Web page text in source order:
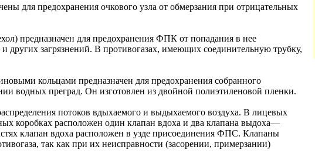
для предохранения очкового узла от обмерзания при отрицательных
предназначен для предохранения ФПК от попадания в нее
других загрязнений. В противогазах, имеющих соединительную трубку,
кольцами предназначен для предохранения собранного
водных преград. Он изготовлен из двойной полиэтиленовой пленки.
потоков вдыхаемого и выдыхаемого воздуха. В лицевых
расположен один клапан вдоха и два клапана выдоха—
клапан вдоха расположен в узде присоединения ФПС. Клапаны
так как при их неисправности (засорении, примерзании)